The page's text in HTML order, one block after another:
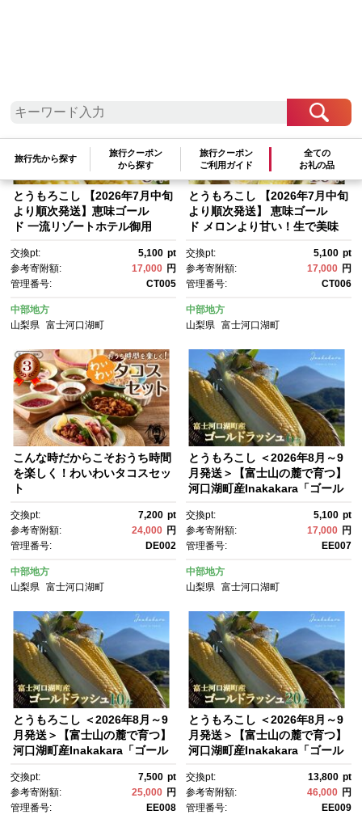
旅行先から探す
旅行クーポン
から探す
旅行クーポン
ご利用ガイド
全ての
お礼の品
とうもろこし 【2026年7月中旬
より順次発送】恵味ゴール
ド 一流リゾートホテル御用
し 富士恵味プレミアム ６本
【先行受付・数量限定】 スイ
ートコーン とうもろこし 富士
恵味 ふじめぐみ プレミアム ト
ウモロコシ 糖度 生食 産地直
送 お取り寄せ 山梨県 甘み 農産
物 新鮮 旬の味 夏野菜 新鮮 国
産
交換pt: 5,100 pt
参考寄附額:
17,000 円
管理番号:
CT005
中部地方
山梨県
富士河口湖町
とうもろこし 【2026年7月中旬
より順次発送】 恵味ゴール
ド メロンより甘い！生で美味
本セット【先行予約・数量限
定】 スイートコーン とうもろ
こし 富士恵味 ふじめぐみ トウ
モロコシ 糖度 生食 産地直送 お
取り寄せ 山梨県 野菜 甘み 農産
物 新鮮 旬の味 夏野菜 国産
交換pt: 5,100 pt
参考寄附額:
17,000 円
管理番号:
CT006
中部地方
山梨県 富士河口湖町
こんな時だからこそおうち時間
を楽しく！わいわいタコスセッ
ト
交換pt: 7,200 pt
参考寄附額:
24,000 円
管理番号:
DE002
中部地方
山梨県
富士河口湖町
とうもろこし ＜2026年8月～9
月発送＞【富士山の麓で育つ】
河口湖町産Inakakara「ゴール
い とうもろこし トウモロコ
シ コーン 先行予約
交換pt: 5,100 pt
参考寄附額:
17,000 円
管理番号:
EE007
中部地方
山梨県 富士河口湖町
とうもろこし ＜2026年8月～9
月発送＞【富士山の麓で育つ】
河口湖町産Inakakara「ゴール
い とうもろこし トウモロコ
シ コーン 先行予約 ゴールドラ
ッシュ Inakakara 河口湖町
交換pt: 7,500 pt
参考寄附額:
25,000 円
管理番号:
EE008
とうもろこし ＜2026年8月～9
月発送＞【富士山の麓で育つ】
河口湖町産Inakakara「ゴール
い とうもろこし トウモロコ
シ コーン 先行予約 ゴールドラ
ッシュ Inakakara 河口湖町
交換pt: 13,800 pt
参考寄附額:
46,000 円
管理番号:
EE009